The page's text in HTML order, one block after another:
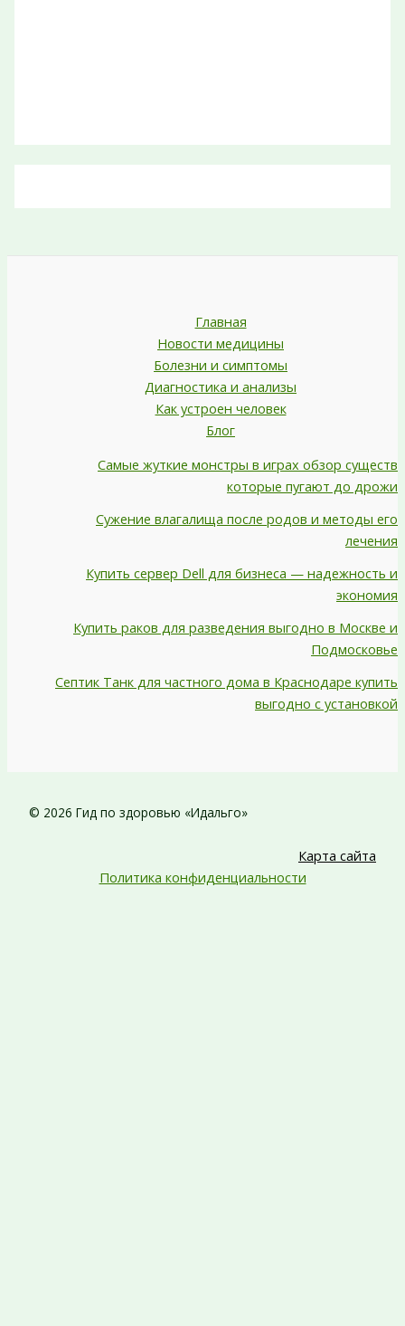
Главная
Новости медицины
Болезни и симптомы
Диагностика и анализы
Как устроен человек
Блог
Самые жуткие монстры в играх обзор существ
которые пугают до дрожи
Сужение влагалища после родов и методы его
лечения
Купить сервер Dell для бизнеса — надежность и
экономия
Купить раков для разведения выгодно в Москве и
Подмосковье
Септик Танк для частного дома в Краснодаре купить
выгодно с установкой
© 2026 Гид по здоровью «Идальго»
Карта сайта
Политика конфиденциальности